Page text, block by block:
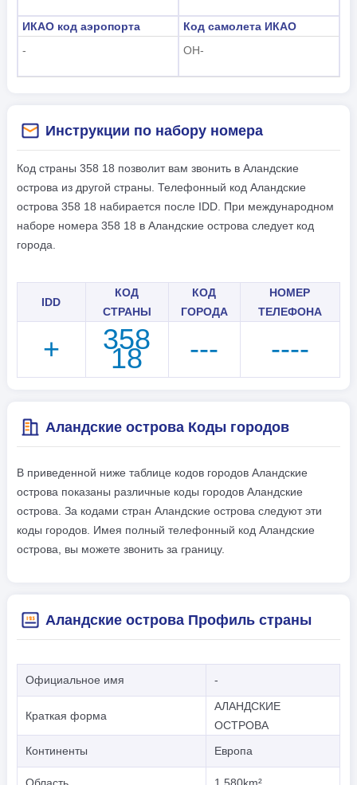
ИКАО код аэропорта
-
Код самолета ИКАО
OH-
Инструкции по набору номера
Код страны 358 18 позволит вам звонить в Аландские
острова из другой страны. Телефонный код Аландские
острова 358 18 набирается после IDD. При международном
наборе номера 358 18 в Аландские острова следует код
города.
IDD
КОД
СТРАНЫ
КОД
ГОРОДА
НОМЕР
ТЕЛЕФОНА
+ 358
18 --- ----
Аландские острова Коды городов
В приведенной ниже таблице кодов городов Аландские
острова показаны различные коды городов Аландские
острова. За кодами стран Аландские острова следуют эти
коды городов. Имея полный телефонный код Аландские
острова, вы можете звонить за границу.
Аландские острова Профиль страны
Официальное имя -
Краткая форма
АЛАНДСКИЕ
ОСТРОВА
Континенты
Европа
Область 1,580km²